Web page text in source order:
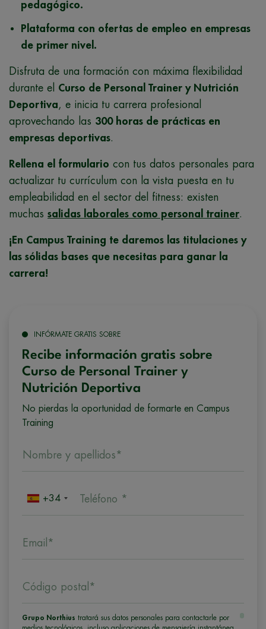
pedagógico.
Plataforma con ofertas de empleo en empresas
de primer nivel.
Disfruta de una formación con máxima flexibilidad
durante el Curso de Personal Trainer y Nutrición
Deportiva, e inicia tu carrera profesional
aprovechando las 300 horas de prácticas en
empresas deportivas.
Rellena el formulario con tus datos personales para
actualizar tu currículum con la vista puesta en tu
empleabilidad en el sector del fitness: existen
muchas salidas laborales como personal trainer.
¡En Campus Training te daremos las titulaciones y
las sólidas bases que necesitas para ganar la
carrera!
INFÓRMATE GRATIS SOBRE
Recibe información gratis sobre
Curso de Personal Trainer y
Nutrición Deportiva
No pierdas la oportunidad de formarte en Campus
Training
Nombre y apellidos*
+34 Teléfono *
Email*
Código postal*
Grupo Northius tratará sus datos personales para contactarle por